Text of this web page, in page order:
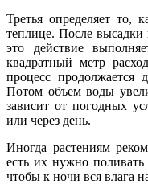
Третья определяет то,
теплице. После высадки
это действие
квадратный метр
процесс продолжается
Потом объем воды
зависит от погодных
или через день.
Иногда растениям
есть их нужно поливать
чтобы к ночи вся влага